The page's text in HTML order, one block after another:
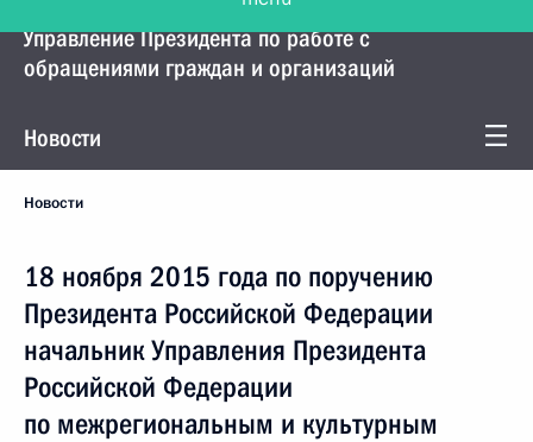
Управление Президента по работе с
обращениями граждан и организаций
Новости
Новости
18 ноября 2015 года по поручению
Президента Российской Федерации
начальник Управления Президента
Российской Федерации
по межрегиональным и культурным